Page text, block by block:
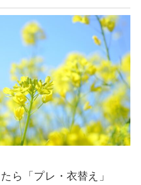
ら「プレ・衣替え」